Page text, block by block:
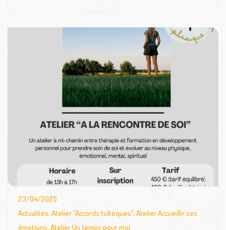
23/04/2025
Actualités, Atelier "Accords toltèques", Atelier Accueillir ses
émotions, Atelier Un temps pour moi